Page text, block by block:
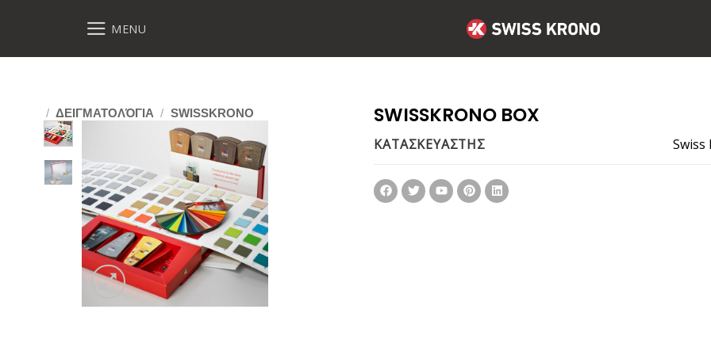
MENU
/ ΔΕΙΓΜΑΤΟΛΌΓΙΑ / SWISSKRONO SWISSKRONO BOX
ΚΑΤΑΣΚΕΥΑΣΤΗΣ Swiss